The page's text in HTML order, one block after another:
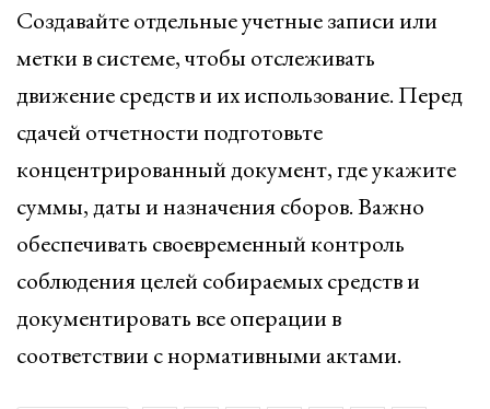
Создавайте отдельные учетные записи или
метки в системе, чтобы отслеживать
движение средств и их использование. Перед
сдачей отчетности подготовьте
концентрированный документ, где укажите
суммы, даты и назначения сборов. Важно
обеспечивать своевременный контроль
соблюдения целей собираемых средств и
документировать все операции в
соответствии с нормативными актами.